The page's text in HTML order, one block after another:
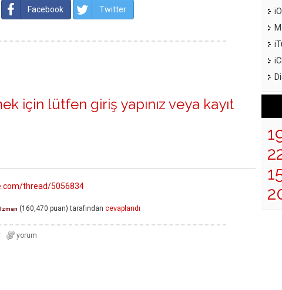
Facebook Twitter
için lütfen giriş yapınız veya kayıt
thread/5056834
(160,470 puan) tarafından cevaplandı